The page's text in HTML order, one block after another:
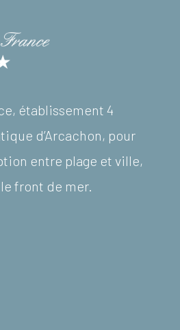
établissement 4
d’Arcachon, pour
entre plage et ville,
front de mer.